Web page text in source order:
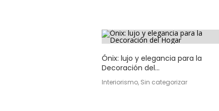
Ónix: lujo y elegancia para la
Decoración del...
Interiorismo, Sin categorizar